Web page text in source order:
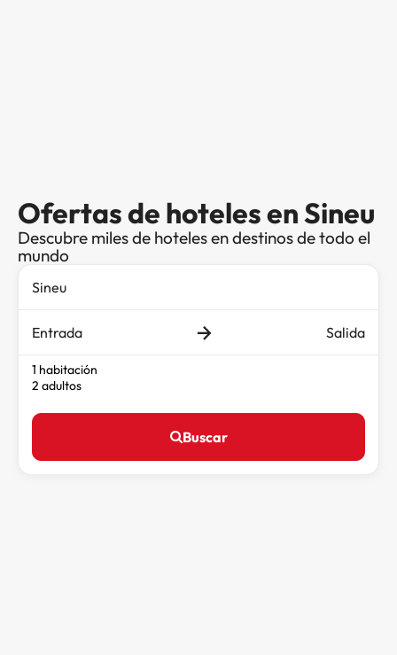
Ofertas de hoteles en Sineu
Descubre miles de hoteles en destinos de todo el
mundo
Entrada Salida
1 habitación
2 adultos
Buscar